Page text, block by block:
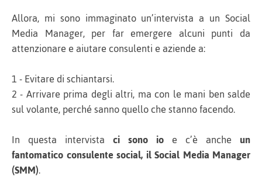
Allora, mi sono immaginato un’intervista a un Social
Media Manager, per far emergere alcuni punti da
attenzionare e aiutare consulenti e aziende a:
1 - Evitare di schiantarsi.
2 - Arrivare prima degli altri, ma con le mani ben salde
sul volante, perché sanno quello che stanno facendo.
In questa intervista ci sono io e c’è anche un
fantomatico consulente social, il Social Media Manager
(SMM).